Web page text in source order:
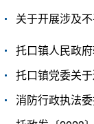
关于开展涉及
托口镇党委关
消防行政执法